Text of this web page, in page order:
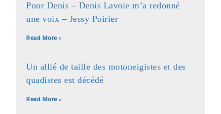
Pour Denis – Denis Lavoie m’a redonné
une voix – Jessy Poirier
Read More »
Un allié de taille des motoneigistes et des
quadistes est décédé
Read More »